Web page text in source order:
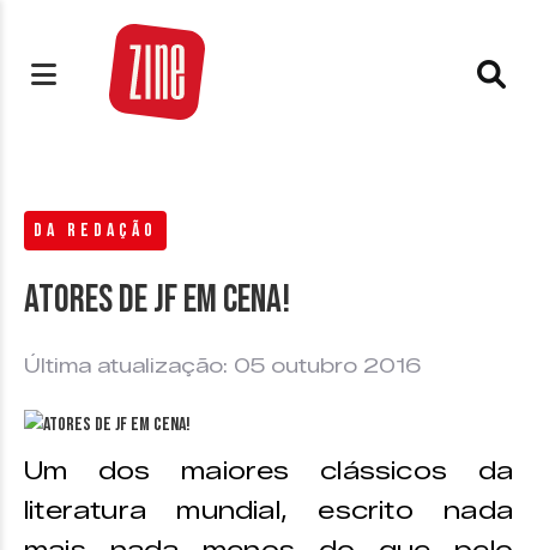
DA REDAÇÃO
Atores de JF em cena!
Última atualização: 05 outubro 2016
Um dos maiores clássicos da
literatura mundial, escrito nada